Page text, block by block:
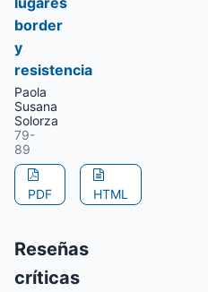
border
y
resistencia
Paola
Susana
Solorza
79-
89
PDF HTML
Reseñas
críticas